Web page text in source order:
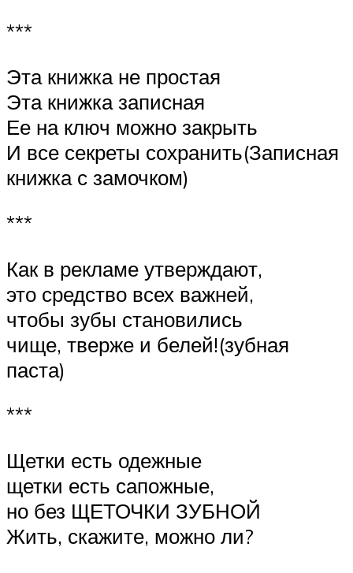
***
Эта книжка не простая
Эта книжка записная
Ее на ключ можно закрыть
И все секреты сохранить(Записная
книжка с замочком)
***
Как в рекламе утверждают,
это средство всех важней,
чтобы зубы становились
чище, тверже и белей!(зубная
паста)
***
Щетки есть одежные
щетки есть сапожные,
но без ЩЕТОЧКИ ЗУБНОЙ
Жить, скажите, можно ли?